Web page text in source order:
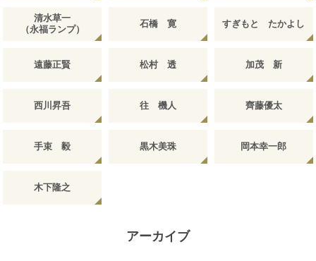
清水草一
（永福ランプ）
石橋 寛 すぎもと たかよし
遠藤正賢 松村 透 加茂 新
西川昇吾 往 機人 齊藤優太
手束 毅 黒木美珠 岡本幸一郎
木下隆之
アーカイブ